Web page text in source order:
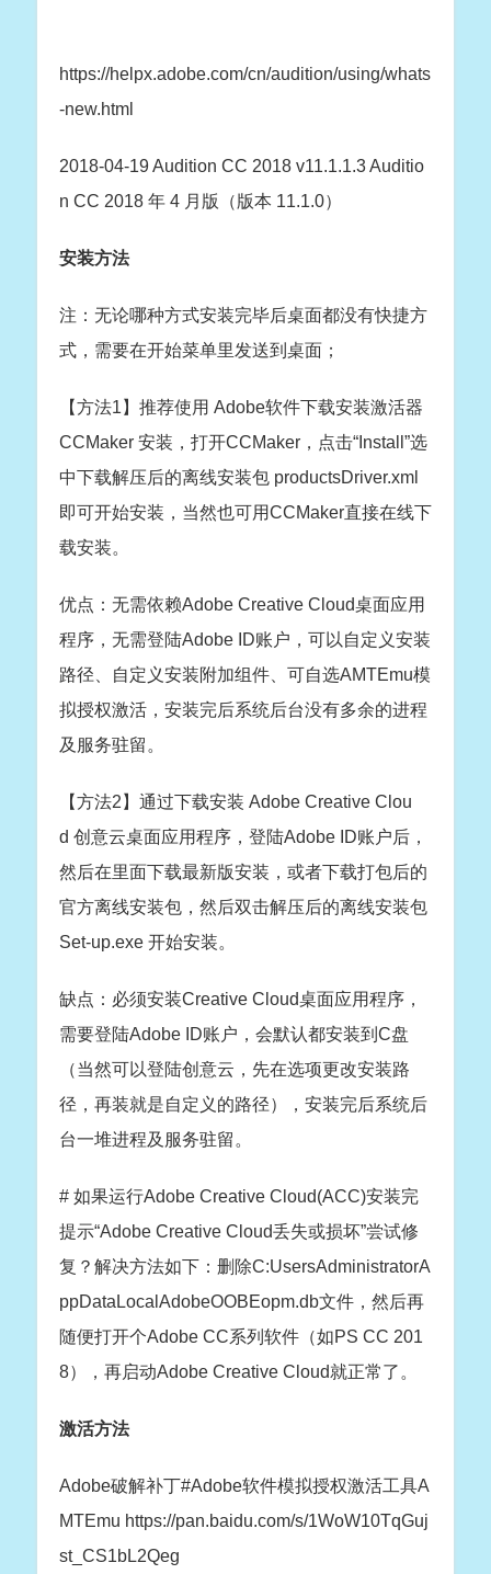
https://helpx.adobe.com/cn/audition/using/whats
-new.html
2018-04-19 Audition CC 2018 v11.1.1.3 Auditio
n CC 2018 年 4 月版（版本 11.1.0）
安装方法
注：无论哪种方式安装完毕后桌面都没有快捷方
式，需要在开始菜单里发送到桌面；
【方法1】推荐使用 Adobe软件下载安装激活器
CCMaker 安装，打开CCMaker，点击“Install”选
中下载解压后的离线安装包 productsDriver.xml
即可开始安装，当然也可用CCMaker直接在线下
载安装。
优点：无需依赖Adobe Creative Cloud桌面应用
程序，无需登陆Adobe ID账户，可以自定义安装
路径、自定义安装附加组件、可自选AMTEmu模
拟授权激活，安装完后系统后台没有多余的进程
及服务驻留。
【方法2】通过下载安装 Adobe Creative Clou
d 创意云桌面应用程序，登陆Adobe ID账户后，
然后在里面下载最新版安装，或者下载打包后的
官方离线安装包，然后双击解压后的离线安装包
Set-up.exe 开始安装。
缺点：必须安装Creative Cloud桌面应用程序，
需要登陆Adobe ID账户，会默认都安装到C盘
（当然可以登陆创意云，先在选项更改安装路
径，再装就是自定义的路径），安装完后系统后
台一堆进程及服务驻留。
# 如果运行Adobe Creative Cloud(ACC)安装完
提示“Adobe Creative Cloud丢失或损坏”尝试修
复？解决方法如下：删除C:UsersAdministratorA
ppDataLocalAdobeOOBEopm.db文件，然后再
随便打开个Adobe CC系列软件（如PS CC 201
8），再启动Adobe Creative Cloud就正常了。
激活方法
Adobe破解补丁#Adobe软件模拟授权激活工具A
MTEmu https://pan.baidu.com/s/1WoW10TqGuj
st_CS1bL2Qeg